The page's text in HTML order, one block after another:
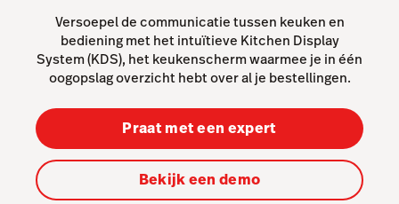
Capital
Advanced Insights
Inventory
Order Anywhere
Tableside
Pulse app
Versoepel de communicatie tussen keuken en
bediening met het intuïtieve Kitchen Display
System (KDS), het keukenscherm waarmee je in één
oogopslag overzicht hebt over al je bestellingen.
Praat met een expert
Bekijk een demo